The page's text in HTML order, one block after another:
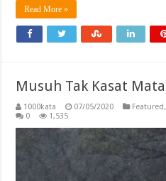
Read More »
Musuh Tak Kasat Mata
1000kata 07/05/2020 Featured,
0
1,535